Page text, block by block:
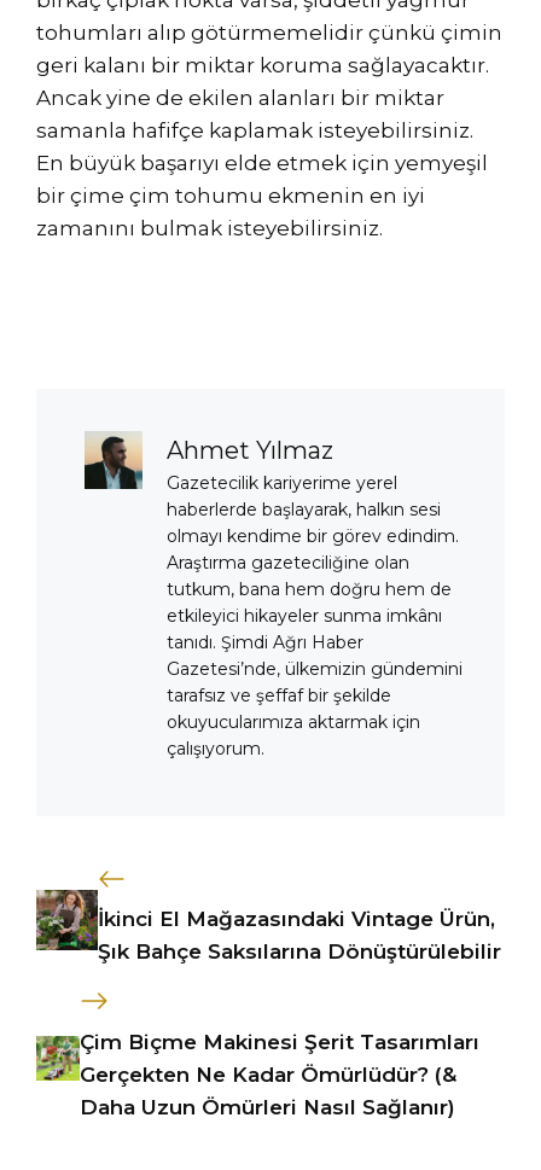
tohumları alıp götürmemelidir çünkü çimin
geri kalanı bir miktar koruma sağlayacaktır.
Ancak yine de ekilen alanları bir miktar
samanla hafifçe kaplamak isteyebilirsiniz.
En büyük başarıyı elde etmek için yemyeşil
bir çime çim tohumu ekmenin en iyi
zamanını bulmak isteyebilirsiniz.
Ahmet Yılmaz
Gazetecilik kariyerime yerel
haberlerde başlayarak, halkın sesi
olmayı kendime bir görev edindim.
Araştırma gazeteciliğine olan
tutkum, bana hem doğru hem de
etkileyici hikayeler sunma imkânı
tanıdı. Şimdi Ağrı Haber
Gazetesi’nde, ülkemizin gündemini
tarafsız ve şeffaf bir şekilde
okuyucularımıza aktarmak için
çalışıyorum.
İkinci El Mağazasındaki Vintage Ürün,
Şık Bahçe Saksılarına Dönüştürülebilir
Çim Biçme Makinesi Şerit Tasarımları
Gerçekten Ne Kadar Ömürlüdür? (&
Daha Uzun Ömürleri Nasıl Sağlanır)